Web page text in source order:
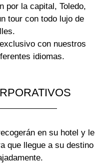
por la capital, Toledo,
tour con todo lujo de
con nuestros
idiomas.
en su hotel y le
que llegue a su destino